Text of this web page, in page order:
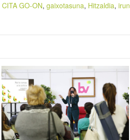
CITA GO-ON, gaixotasuna, Hitzaldia, irun